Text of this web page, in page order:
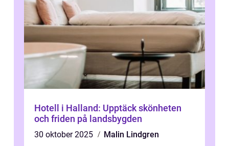
Hotell i Halland: Upptäck skönheten
och friden på landsbygden
30 oktober 2025
Malin Lindgren